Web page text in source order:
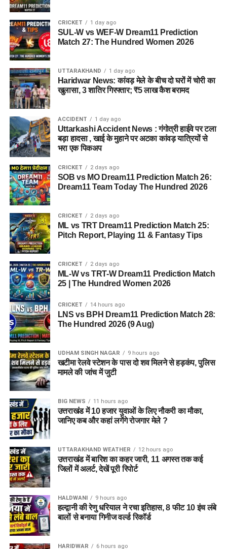
4. आरोपी लोगों को कैसे झांसे में लेता था?
पुलिस के अनुसार, आरोपी अलग-अलग लोगों के सामने अपनी पहचान
बदलता था और खुद को कभी गृह मंत्रालय, कभी रक्षा मंत्रालय तो कभी
सेना का वरिष्ठ अधिकारी बताकर लोगों का भरोसा जीतता था।
5. पुलिस को आरोपी के पास से क्या बरामद
हुआ?
तलाशी के दौरान आरोपी के पास से सेना की वर्दी, बैज, कैप और वॉकी-टॉकी
बरामद किए गए हैं।
TRT-W vs SOB-W Dream11 Prediction Match 29:
Pitch Report, Playing 11, Fantasy Tips
IRE vs AFG Dream11 Prediction 3rd ODI 2026:
and Fantasy Cricket Tips
हरिद्वार में गंगा स्नान के दौरान हादसा, तेज बहाव में बहा कांवड़िया,
तलाश जारी
खटीमा रेलवे स्टेशन के पास दो शव मिलने से हड़कंप, पुलिस मामले
की जांच में जुटी
हल्द्वानी की रेणु धरियाल ने रचा इतिहास, 8 फीट 10 इंच लंबे बालों
से बनाया गिनीज वर्ल्ड रिकॉर्ड
CRICKET 1 day ago
SUL-W vs WEF-W Dream11 Prediction
Match 27: The Hundred Women 2026
UTTARAKHAND 1 day ago
Haridwar News: कांवड़ मेले के बीच दो घरों में चोरी का
खुलासा, 3 शातिर गिरफ्तार; ₹5 लाख कैश बरामद
ACCIDENT 1 day ago
Uttarkashi Accident News : गंगोत्री हाईवे पर टला
बड़ा हादसा , खाई के मुहाने पर अटका कांवड़ यात्रियों से
भरा एक पिकअप
CRICKET 2 days ago
SOB vs MO Dream11 Prediction Match 26:
Dream11 Team Today The Hundred 2026
CRICKET 2 days ago
ML vs TRT Dream11 Prediction Match 25:
Pitch Report, Playing 11 & Fantasy Tips
CRICKET 2 days ago
ML-W vs TRT-W Dream11 Prediction Match
25 | The Hundred Women 2026
CRICKET 14 hours ago
LNS vs BPH Dream11 Prediction Match 28:
The Hundred 2026 (9 Aug)
UDHAM SINGH NAGAR 9 hours ago
खटीमा रेलवे स्टेशन के पास दो शव मिलने से हड़कंप, पुलिस
मामले की जांच में जुटी
BIG NEWS 11 hours ago
उत्तराखंड में 10 हजार युवाओं के लिए नौकरी का मौका,
जानिए कब और कहां लगेंगे रोजगार मेले ?
UTTARAKHAND WEATHER 12 hours ago
उत्तराखंड में बारिश का कहर जारी, 11 अगस्त तक कई
जिलों में अलर्ट, देखें पूरी रिपोर्ट
HALDWANI 9 hours ago
हल्द्वानी की रेणु धरियाल ने रचा इतिहास, 8 फीट 10 इंच लंबे
बालों से बनाया गिनीज वर्ल्ड रिकॉर्ड
HARIDWAR 6 hours ago